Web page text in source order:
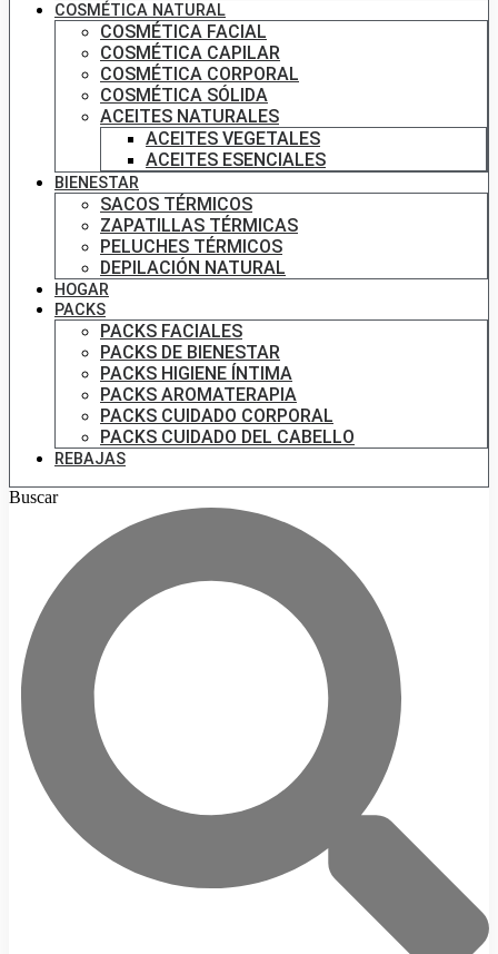
COSMÉTICA NATURAL
COSMÉTICA FACIAL
COSMÉTICA CAPILAR
COSMÉTICA CORPORAL
COSMÉTICA SÓLIDA
ACEITES NATURALES
ACEITES VEGETALES
ACEITES ESENCIALES
BIENESTAR
SACOS TÉRMICOS
ZAPATILLAS TÉRMICAS
PELUCHES TÉRMICOS
DEPILACIÓN NATURAL
HOGAR
PACKS
PACKS FACIALES
PACKS DE BIENESTAR
PACKS HIGIENE ÍNTIMA
PACKS AROMATERAPIA
PACKS CUIDADO CORPORAL
PACKS CUIDADO DEL CABELLO
REBAJAS
Buscar